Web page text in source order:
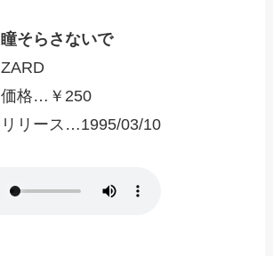
瞳そらさないで
ZARD
価格…￥250
リリース…1995/03/10